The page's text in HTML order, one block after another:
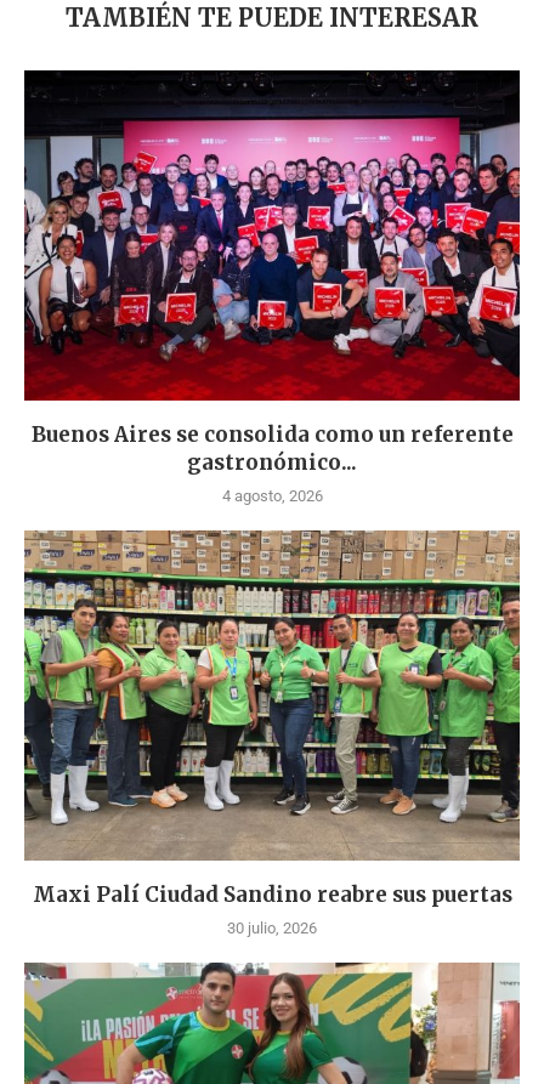
TAMBIÉN TE PUEDE INTERESAR
Buenos Aires se consolida como un referente
gastronómico...
4 agosto, 2026
Maxi Palí Ciudad Sandino reabre sus puertas
30 julio, 2026